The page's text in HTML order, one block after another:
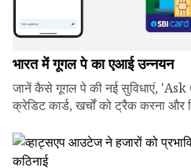
भारत में गूगल पे का एआई उन्नयन
जानें कैसे गूगल पे की नई सुविधाएं,
क्रेडिट कार्ड, खर्चों को ट्रैक करना और